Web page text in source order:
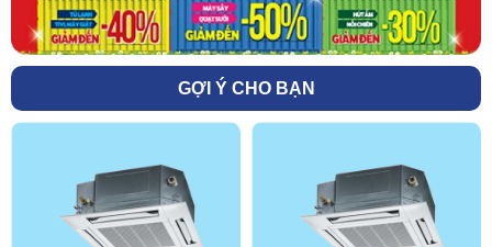
GỢI Ý CHO BẠN